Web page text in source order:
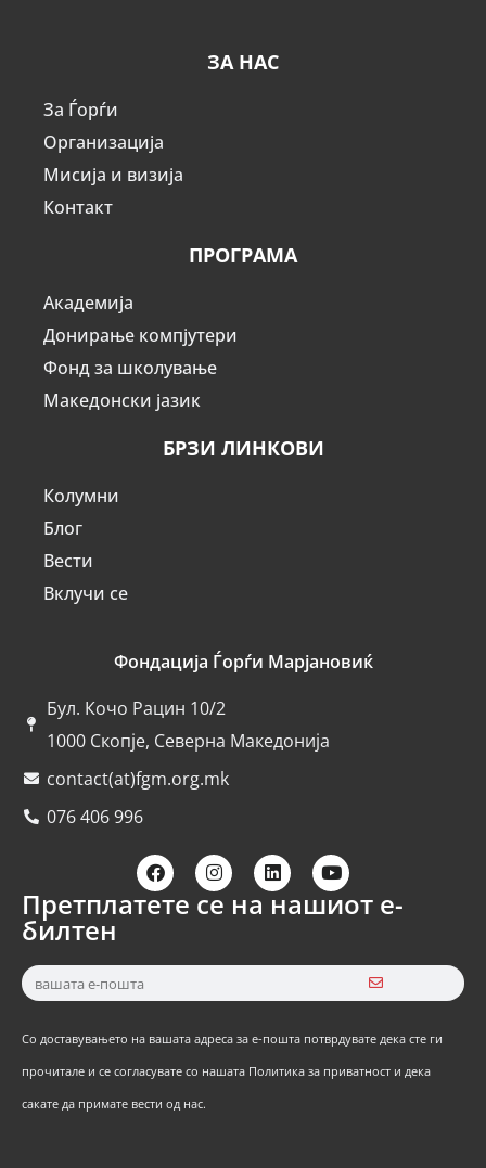
ЗА НАС
За Ѓорѓи
Организација
Мисија и визија
Контакт
ПРОГРАМА
Академија
Донирање компјутери
Фонд за школување
Македонски јазик
БРЗИ ЛИНКОВИ
Колумни
Блог
Вести
Вклучи се
Фондација Ѓорѓи Марјановиќ
Бул. Кочо Рацин 10/2
1000 Скопје, Северна Македонија
contact(at)fgm.org.mk
076 406 996
Претплатете се на нашиот е-
билтен
Со доставувањето на вашата адреса за е-пошта потврдувате дека сте ги
прочитале и се согласувате со нашата Политика за приватност и дека
сакате да примате вести од нас.